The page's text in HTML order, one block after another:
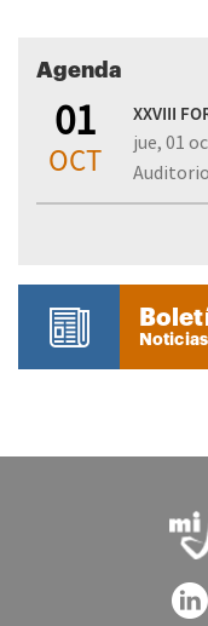
Agenda
01
OCT
XXVIII
jue, 01